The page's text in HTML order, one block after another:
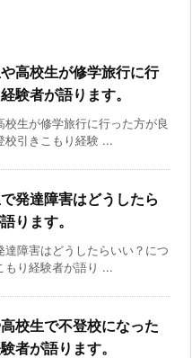
高校生が修学旅行に行
験者が語ります。
校生が修学旅行に行った方が良
校引きこもり経験 ...
発達障害はどうしたら
ります。
達障害はどうしたらいい？につ
もり経験者が語り ...
校生で不登校になった
者が語ります。